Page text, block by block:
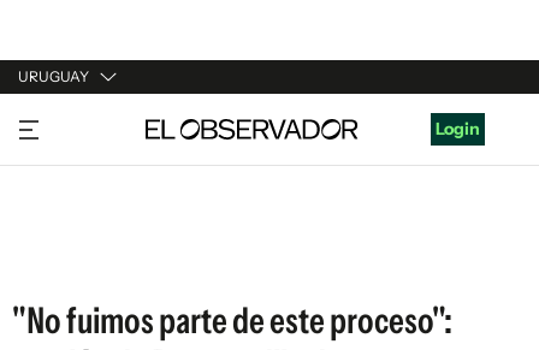
URUGUAY
URUGUAY
ARGENTINA
Login
"No fuimos parte de este proceso":